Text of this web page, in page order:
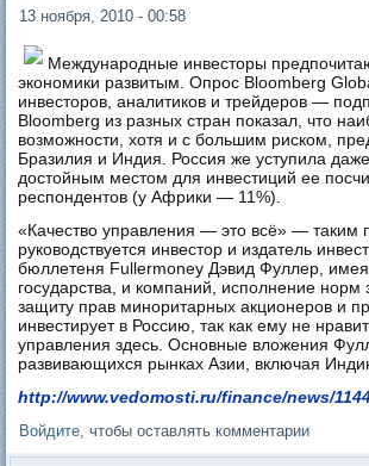
13 ноября, 2010 - 00:58
Международные инвесторы
экономики развитым. Опрос Bloomberg
инвесторов, аналитиков и трейдеров —
Bloomberg из разных стран показал, что
возможности, хотя и с большим риском,
Бразилия и Индия. Россия же уступила
достойным местом для инвестиций ее
респондентов (у Африки — 11%).
«Качество управления — это всё» — таким
руководствуется инвестор и издатель
бюллетеня Fullermoney Дэвид Фуллер, имея
государства, и компаний, исполнение норм
защиту прав миноритарных акционеров и
инвестирует в Россию, так как ему не
управления здесь. Основные вложения
развивающихся рынках Азии, включая
http://www.vedomosti.ru/finance/news/
Войдите , чтобы оставлять комментарии